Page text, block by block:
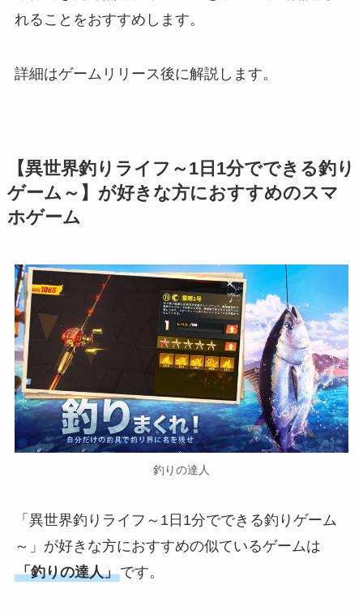
れることをおすすめします。
詳細はゲームリリース後に解説します。
【異世界釣りライフ～1日1分でできる釣り
ゲーム～】が好きな方におすすめのスマ
ホゲーム
釣りの達人
「異世界釣りライフ～1日1分でできる釣りゲーム
～」が好きな方におすすめの似ているゲームは
「釣りの達人」です。